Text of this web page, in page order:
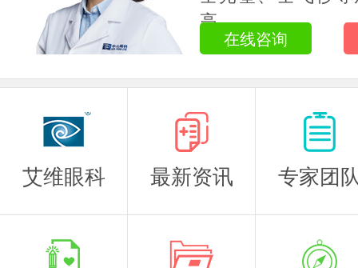
高...
在线咨询
艾维眼科 最新资讯 专家团